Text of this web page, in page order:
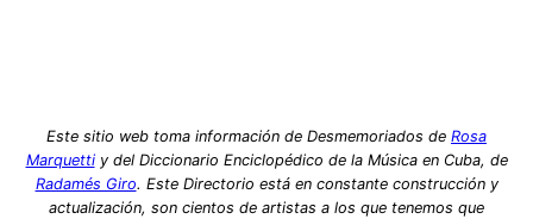
Este sitio web toma información de Desmemoriados de Rosa
Marquettiy del Diccionario Enciclopédico de la Música en Cuba, de
Radamés Giro. Este Directorio está en constante construcción y
actualización, son cientos de artistas a los que tenemos que